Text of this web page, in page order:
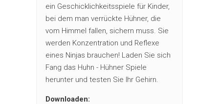
ein Geschicklichkeitsspiele für Kinder,
bei dem man verrückte Hühner, die
vom Himmel fallen, sichern muss. Sie
werden Konzentration und Reflexe
eines Ninjas brauchen! Laden Sie sich
Fang das Huhn - Hühner Spiele
herunter und testen Sie Ihr Gehirn.
Downloaden: